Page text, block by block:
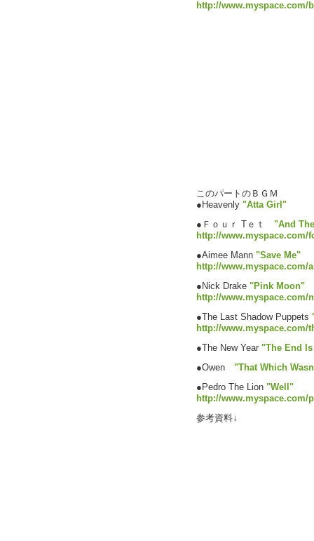
http://www.myspace.com/
このパートのＢＧＭ
●Heavenly "Atta Girl"
●Ｆｏｕｒ Tｅｔ "And
http://www.myspace.com/
●Aimee Mann "Save Me"
http://www.myspace.com/
●Nick Drake "Pink Moon"
http://www.myspace.com/
●The Last Shadow Puppets
http://www.myspace.com/
●The New Year "The End
●Owen "That Which
●Pedro The Lion "Well"
http://www.myspace.com/
参考資料↓